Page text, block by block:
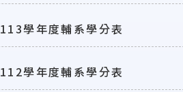
113學年度輔系學分表
112學年度輔系學分表